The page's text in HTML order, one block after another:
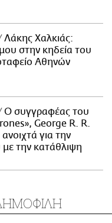
Λάκης Χαλκιάς:
στην κηδεία του
Αθηνών
Ο συγγραφέας του
George R. R.
για την
με την κατάθλιψη